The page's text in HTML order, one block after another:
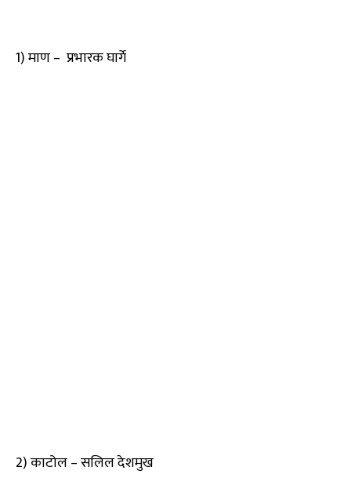
1) माण – प्रभारक घार्गे
2) काटोल – सलिल देशमुख